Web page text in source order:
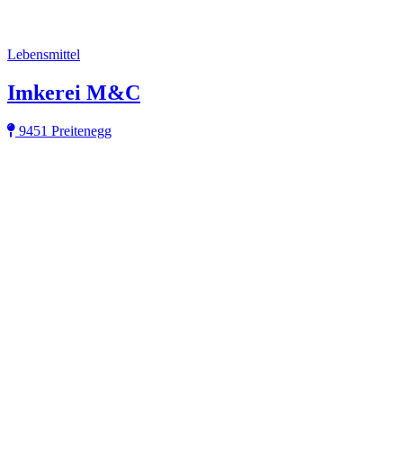
Lebensmittel
Imkerei M&C
9451 Preitenegg